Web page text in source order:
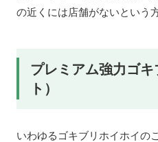
の近くには店舗がないという
プレミアム強力ゴ
ト）
いわゆるゴキブリホイホイの